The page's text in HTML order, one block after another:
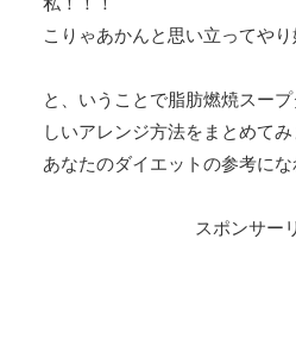
こりゃあかんと思い立ってやり
と、いうことで脂肪燃焼スー
しいアレンジ方法をまとめて
あなたのダイエットの参考に
スポンサー